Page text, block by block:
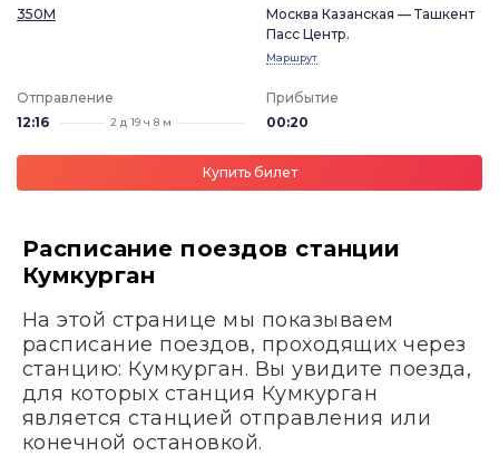
350М
Москва Казанская — Ташкент
Пасс Центр.
Маршрут
Отправление
12:16
2 д 19 ч 8 м
Прибытие
00:20
Купить билет
Расписание поездов станции
Кумкурган
На этой странице мы показываем
расписание поездов, проходящих через
станцию: Кумкурган. Вы увидите поезда,
для которых станция Кумкурган
является станцией отправления или
конечной остановкой.